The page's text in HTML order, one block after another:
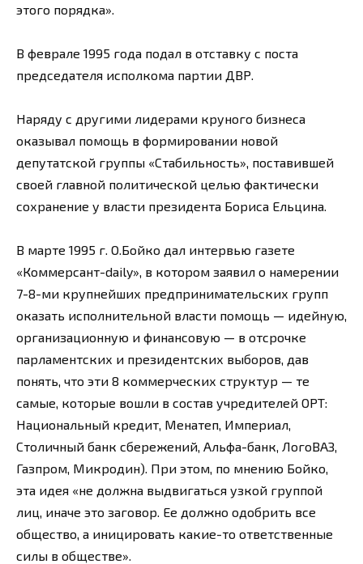
этого порядка».
В феврале 1995 года подал в отставку с поста
председателя исполкома партии ДВР.
Наряду с другими лидерами круного бизнеса
оказывал помощь в формировании новой
депутатской группы «Стабильность», поставившей
своей главной политической целью фактически
сохранение у власти президента Бориса Ельцина.
В марте 1995 г. О.Бойко дал интервью газете
«Коммерсант-daily», в котором заявил о намерении
7-8-ми крупнейших предпринимательских групп
оказать исполнительной власти помощь — идейную,
организационную и финансовую — в отсрочке
парламентских и президентских выборов, дав
понять, что эти 8 коммерческих структур — те
самые, которые вошли в состав учредителей ОРТ:
Национальный кредит, Менатеп, Империал,
Столичный банк сбережений, Альфа-банк, ЛогоВАЗ,
Газпром, Микродин). При этом, по мнению Бойко,
эта идея «не должна выдвигаться узкой группой
лиц, иначе это заговор. Ее должно одобрить все
общество, а иницировать какие-то ответственные
силы в обществе».